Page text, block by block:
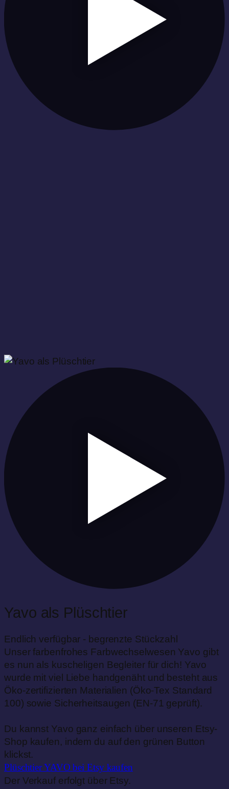
Yavo als Plüschtier
Endlich verfügbar - begrenzte Stückzahl
Unser farbenfrohes Farbwechselwesen Yavo gibt
es nun als kuscheligen Begleiter für dich! Yavo
wurde mit viel Liebe handgenäht und besteht aus
Öko-zertifizierten Materialien (Öko-Tex Standard
100) sowie Sicherheitsaugen (EN-71 geprüft).
Du kannst Yavo ganz einfach über unseren Etsy-
Shop kaufen, indem du auf den grünen Button
klickst.
Plüschtier YAVObei Etsy kaufen
Der Verkauf erfolgt über Etsy.